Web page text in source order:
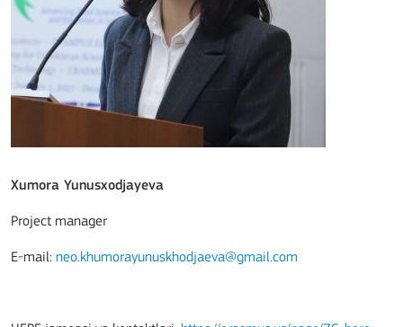
Xumora Yunusxodjayeva
Project manager
E-mail: neo.khumorayunuskhodjaeva@gmail.com